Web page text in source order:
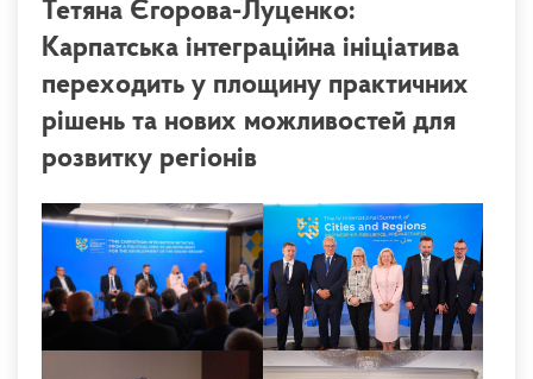
Тетяна Єгорова-Луценко:
Карпатська інтеграційна ініціатива
переходить у площину практичних
рішень та нових можливостей для
розвитку регіонів